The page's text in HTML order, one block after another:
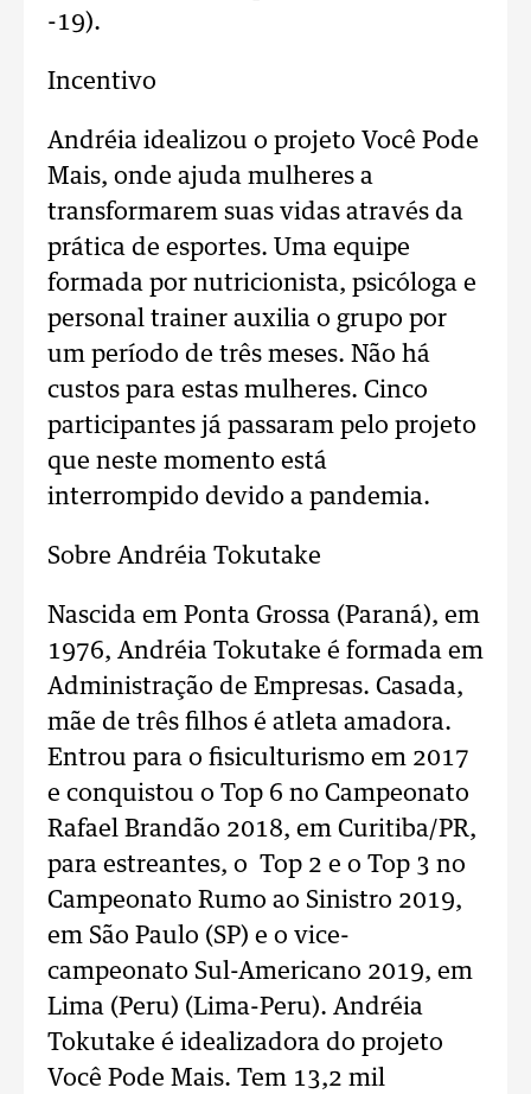
-19).
Incentivo
Andréia idealizou o projeto Você Pode
Mais, onde ajuda mulheres a
transformarem suas vidas através da
prática de esportes. Uma equipe
formada por nutricionista, psicóloga e
personal trainer auxilia o grupo por
um período de três meses. Não há
custos para estas mulheres. Cinco
participantes já passaram pelo projeto
que neste momento está
interrompido devido a pandemia.
Sobre Andréia Tokutake
Nascida em Ponta Grossa (Paraná), em
1976, Andréia Tokutake é formada em
Administração de Empresas. Casada,
mãe de três filhos é atleta amadora.
Entrou para o fisiculturismo em 2017
e conquistou o Top 6 no Campeonato
Rafael Brandão 2018, em Curitiba/PR,
para estreantes, o Top 2 e o Top 3 no
Campeonato Rumo ao Sinistro 2019,
em São Paulo (SP) e o vice-
campeonato Sul-Americano 2019, em
Lima (Peru) (Lima-Peru). Andréia
Tokutake é idealizadora do projeto
Você Pode Mais. Tem 13,2 mil